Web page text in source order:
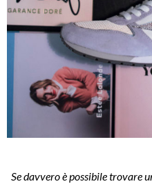
Se davvero è possibile trovare